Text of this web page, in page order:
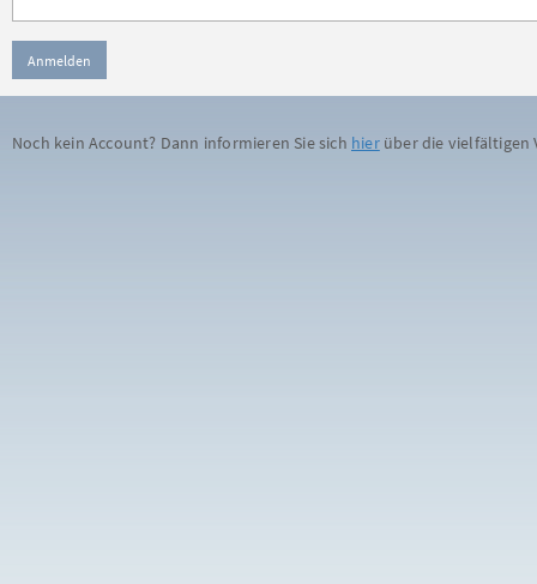
Noch kein Account? Dann informieren Sie sich hierüber die vielfältigen